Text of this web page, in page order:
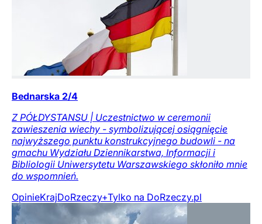
Bednarska 2/4
Z PÓŁDYSTANSU | Uczestnictwo w ceremonii
zawieszenia wiechy - symbolizującej osiągnięcie
najwyższego punktu konstrukcyjnego budowli - na
gmachu Wydziału Dziennikarstwa, Informacji i
Bibliologii Uniwersytetu Warszawskiego skłoniło mnie
do wspomnień.
OpinieKrajDoRzeczy+Tylko na DoRzeczy.pl